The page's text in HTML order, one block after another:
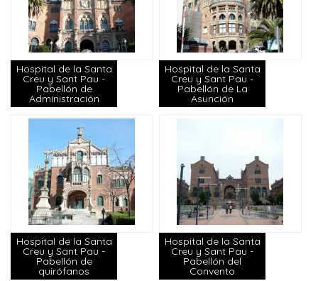
Hospital de la Santa
Creu y Sant Pau -
Pabellón de
Administración
Hospital de la Santa
Creu y Sant Pau -
Pabellón de La
Asunción
Hospital de la Santa
Creu y Sant Pau -
Pabellón de
quirófanos
Hospital de la Santa
Creu y Sant Pau -
Pabellón del
Convento